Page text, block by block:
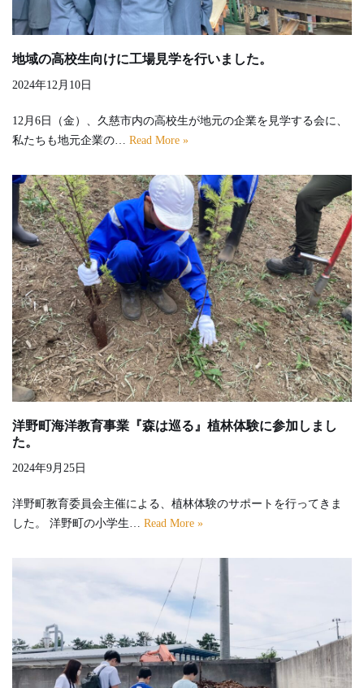
地域の高校生向けに工場見学を行いました。
2024年12月10日
12月6日（金）、久慈市内の高校生が地元の企業を見学する会に、
私たちも地元企業の… Read More »
洋野町海洋教育事業『森は巡る』植林体験に参加しまし
た。
2024年9月25日
洋野町教育委員会主催による、植林体験のサポートを行ってきま
した。 洋野町の小学生… Read More »